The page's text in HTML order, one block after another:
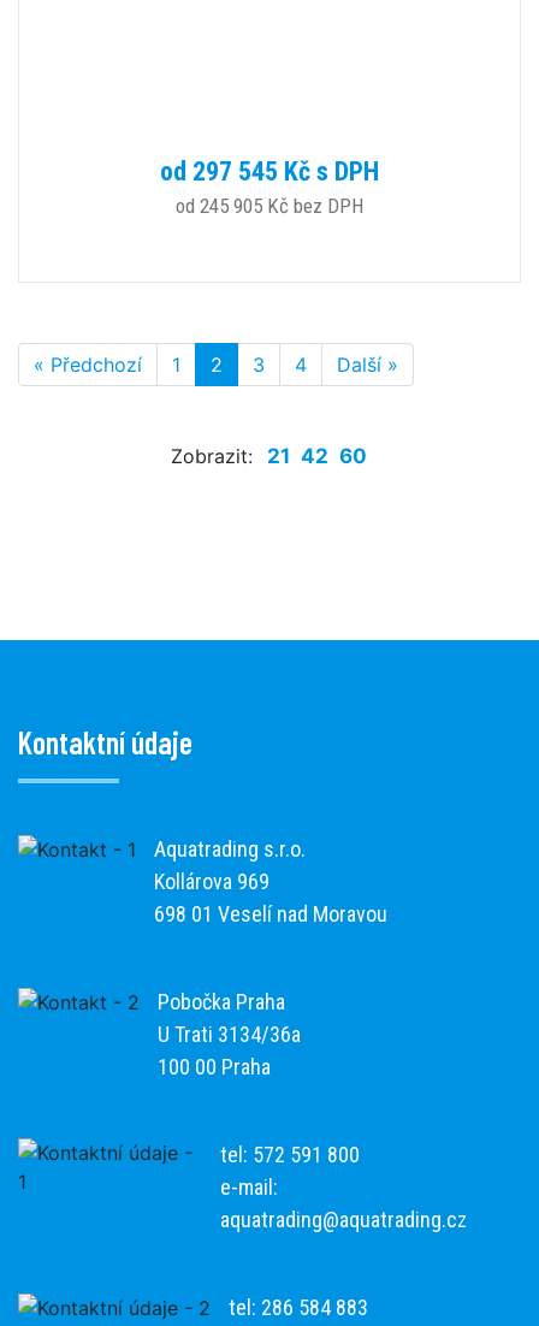
od 297 545 Kč s DPH
od 245 905 Kč bez DPH
« Předchozí 1 2 3 4 Další »
Zobrazit: 21 42 60
Kontaktní údaje
Aquatrading s.r.o.
Kollárova 969
698 01 Veselí nad Moravou
Pobočka Praha
U Trati 3134/36a
100 00 Praha
tel: 572 591 800
e-mail:
aquatrading@aquatrading.cz
tel: 286 584 883